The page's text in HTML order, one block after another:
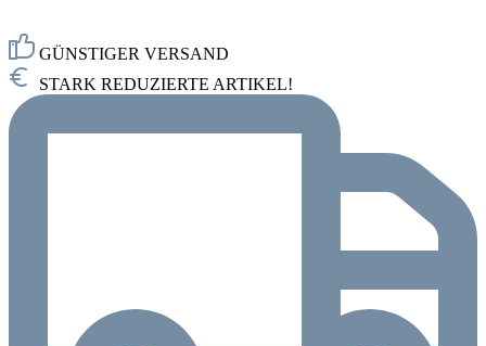
GÜNSTIGER VERSAND
STARK REDUZIERTE ARTIKEL!